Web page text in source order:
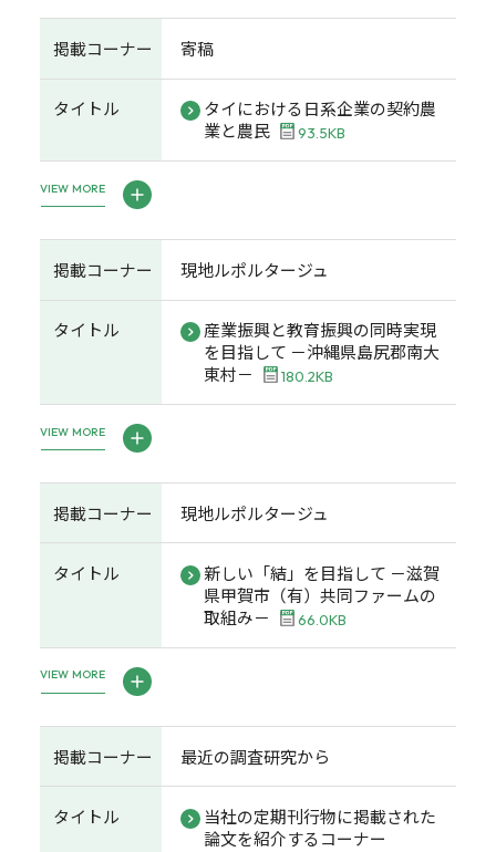
掲載コーナー 寄稿
タイトル
タイにおける日系企業の契約農
業と農民
93.5KB
VIEW MORE
掲載コーナー 現地ルポルタージュ
タイトル
産業振興と教育振興の同時実現
を目指して －沖縄県島尻郡南大
東村－
180.2KB
VIEW MORE
掲載コーナー 現地ルポルタージュ
タイトル
新しい「結」を目指して －滋賀
県甲賀市（有）共同ファームの
取組み－
66.0KB
VIEW MORE
掲載コーナー 最近の調査研究から
タイトル
当社の定期刊行物に掲載された
論文を紹介するコーナー